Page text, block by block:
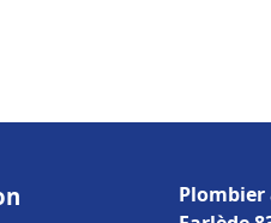
Plombier